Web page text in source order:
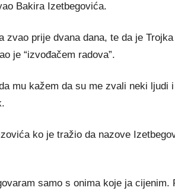
Bakira Izetbegovića.
zvao prije dvana dana, te da je Trojka
je “izvođačem radova”.
mu kažem da su me zvali neki ljudi
ko je tražio da nazove
samo s onima koje ja cijenim.